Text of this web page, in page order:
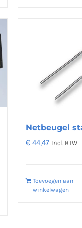
Netbeugel
€ 44,47 Incl. BTW
Toevoegen aan
winkelwagen